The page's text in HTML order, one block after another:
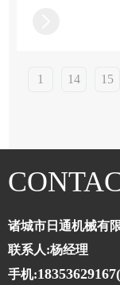
1 14 15
诸城市日通机械有
联系人:杨经理
手机: